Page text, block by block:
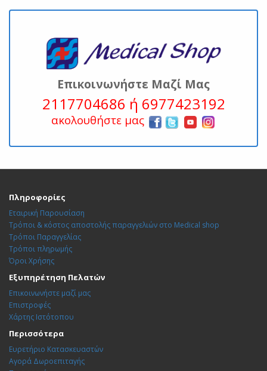
Επικοινωνήστε Μαζί Μας
2117704686 ή 6977423192
ακολουθήστε μας
Πληροφορίες
Εταιρική Παρουσίαση
Τρόποι & κόστος αποστολής παραγγελιών στο Medical shop
Τρόποι Παραγγελίας
Τρόποι πληρωμής
Όροι Χρήσης
Εξυπηρέτηση Πελατών
Επικοινωνήστε μαζί μας
Επιστροφές
Χάρτης Ιστότοπου
Περισσότερα
Ευρετήριο Κατασκευαστών
Αγορά Δωροεπιταγής